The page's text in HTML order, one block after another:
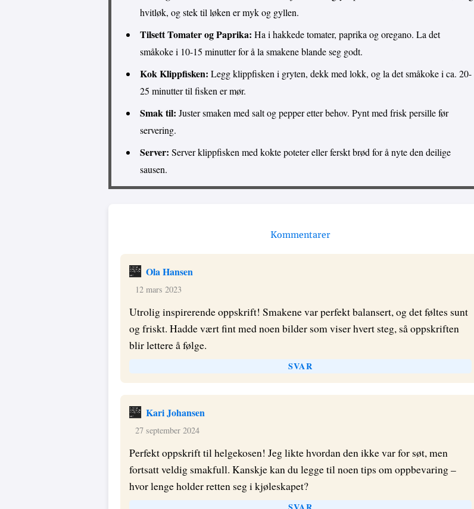
hvitløk, og stek til løken er myk og gyllen.
Tilsett Tomater og Paprika: Ha i hakkede tomater, paprika og oregano. La det
småkoke i 10-15 minutter for å la smakene blande seg godt.
Kok Klippfisken: Legg klippfisken i gryten, dekk med lokk, og la det småkoke i ca. 20-
25 minutter til fisken er mør.
Smak til: Juster smaken med salt og pepper etter behov. Pynt med frisk persille før
servering.
Server: Server klippfisken med kokte poteter eller ferskt brød for å nyte den deilige
sausen.
Kommentarer
Ola Hansen
12 mars 2023
Utrolig inspirerende oppskrift! Smakene var perfekt balansert, og det føltes sunt
og friskt. Hadde vært fint med noen bilder som viser hvert steg, så oppskriften
blir lettere å følge.
SVAR
Kari Johansen
27 september 2024
Perfekt oppskrift til helgekosen! Jeg likte hvordan den ikke var for søt, men
fortsatt veldig smakfull. Kanskje kan du legge til noen tips om oppbevaring –
hvor lenge holder retten seg i kjøleskapet?